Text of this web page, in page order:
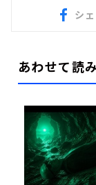
シ
あわせて読